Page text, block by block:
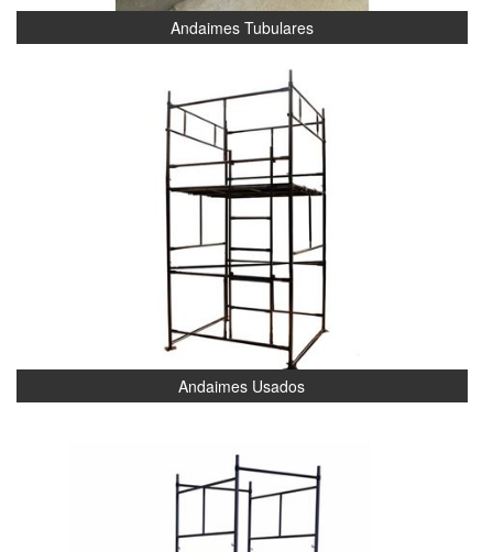
Andaimes Tubulares
Andaimes Usados